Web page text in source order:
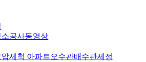
공사동영상
세척 아파트오수관배수관세정